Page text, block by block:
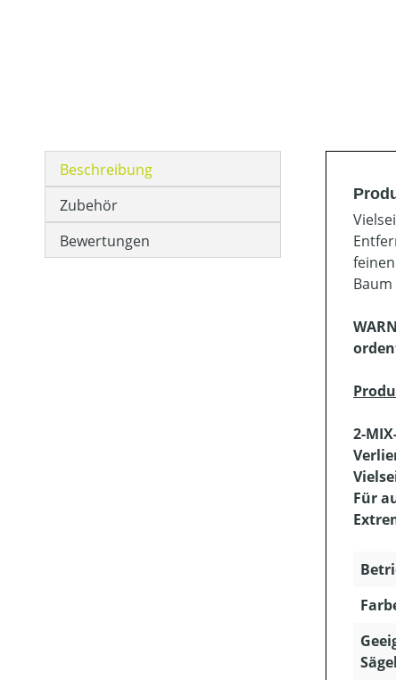
Beschreibung
Zubehör
Bewertungen
2-
Für